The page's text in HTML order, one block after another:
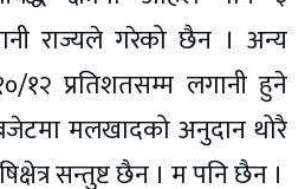
राज्यले गरेको छैन । अन्य
१२ प्रतिशतसम्म लगानी हुने
मलखादको अनुदान थोरै
सन्तुष्ट छैन । म पनि छैन ।